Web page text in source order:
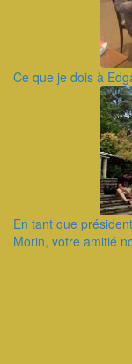
Ce que je dois à
En tant que
Morin, votre amitié